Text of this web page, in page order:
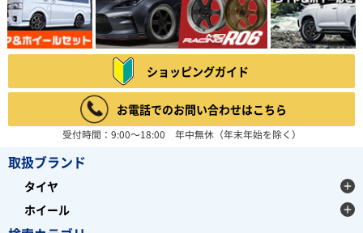
ショッピングガイド
お電話でのお問い合わせはこちら
受付時間：9:00～18:00 年中無休（年末年始を除く）
取扱ブランド
タイヤ
ホイール